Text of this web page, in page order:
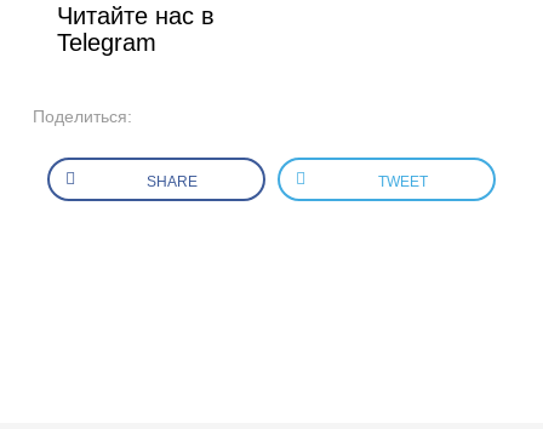
Читайте нас в
Telegram
Поделиться:
SHARE TWEET